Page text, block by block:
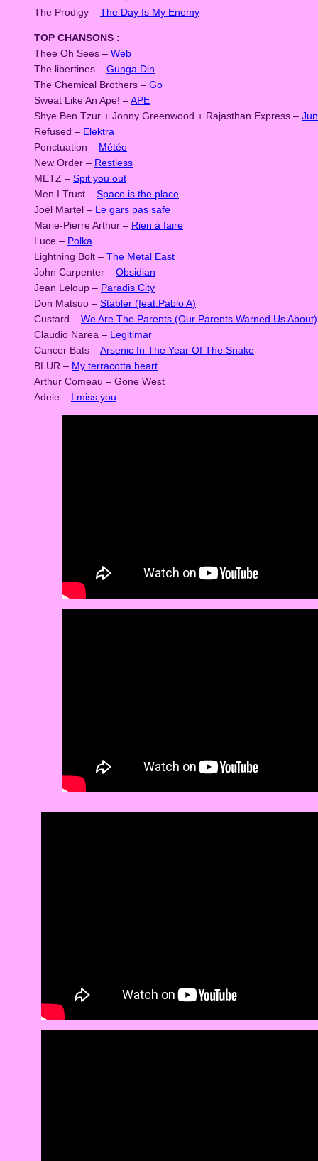
The Prodigy – The Day Is My Enemy
TOP CHANSONS :
Thee Oh Sees – Web
The libertines – Gunga Din
The Chemical Brothers – Go
Sweat Like An Ape! –APE
Shye Ben Tzur + Jonny Greenwood + Rajasthan Express –
Refused – Elektra
Ponctuation – Météo
New Order – Restless
METZ – Spit you out
Men I Trust – Space is the place
Joël Martel – Le gars pas safe
Marie-Pierre Arthur – Rien à faire
Luce – Polka
Lightning Bolt – The Metal East
John Carpenter – Obsidian
Jean Leloup – Paradis City
Don Matsuo – Stabler (feat.Pablo A)
Custard – We Are The Parents (Our Parents Warned Us About)
Claudio Narea – Legitimar
Cancer Bats –Arsenic In The Year Of The Snake
BLUR – My terracotta heart
Arthur Comeau – Gone West
Adele – I miss you